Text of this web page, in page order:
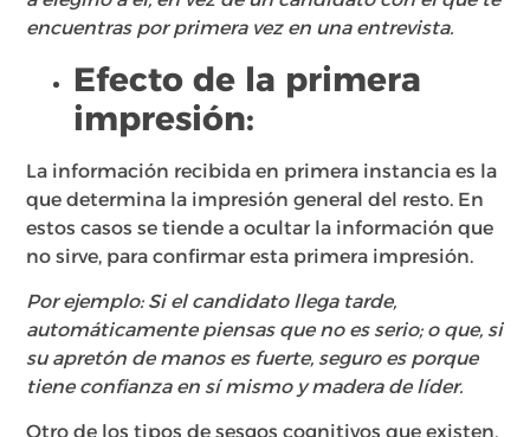
encuentras por primera vez en una entrevista.
Efecto de la primera
impresión:
La información recibida en primera instancia es la
que determina la impresión general del resto. En
estos casos se tiende a ocultar la información que
no sirve, para confirmar esta primera impresión.​
Por ejemplo: Si el candidato llega tarde,
automáticamente piensas que no es serio; o que, si
su apretón de manos es fuerte, seguro es porque
tiene confianza en sí mismo y madera de líder.
Otro de los tipos de sesgos cognitivos que existen,